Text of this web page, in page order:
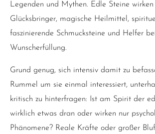
Legenden und Mythen. Edle Steine
Glücksbringer, magische Heilmittel,
faszinierende Schmucksteine und Helfer
Wunscherfüllung.
Grund genug, sich intensiv damit zu
Rummel um sie einmal interessiert,
kritisch zu hinterfragen: Ist am Spirit der
wirklich etwas dran oder wirken nur
Phänomene? Reale Kräfte oder großer